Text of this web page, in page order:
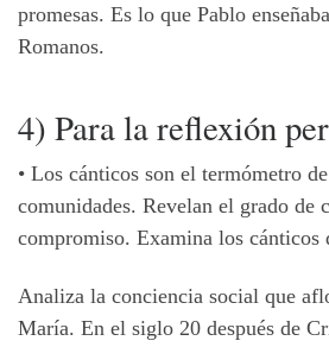
promesas. Es lo que Pablo
Romanos.
4) Para la reflexión
• Los cánticos son el termómetro
comunidades. Revelan el grado de
compromiso. Examina los cánticos
Analiza la conciencia social que
María. En el siglo 20 después de